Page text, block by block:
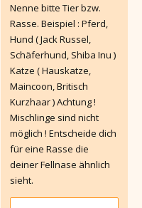
Nenne bitte Tier bzw.
Rasse. Beispiel : Pferd,
Hund ( Jack Russel,
Schäferhund, Shiba Inu )
Katze ( Hauskatze,
Maincoon, Britisch
Kurzhaar ) Achtung !
Mischlinge sind nicht
möglich ! Entscheide dich
für eine Rasse die
deiner Fellnase ähnlich
sieht.